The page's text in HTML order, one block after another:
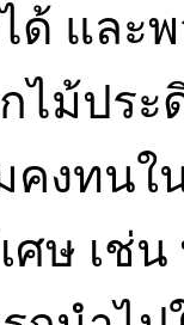
ได้ แล
ไม้ปร
งทนใ
ศษ เช่